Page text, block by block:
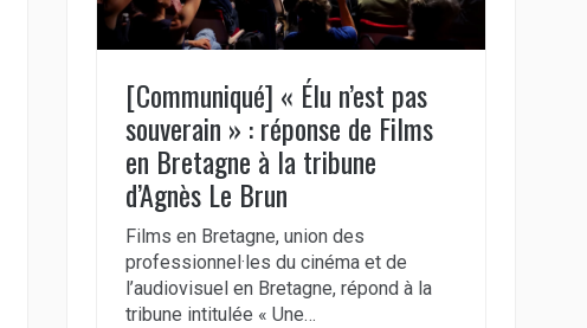
[Communiqué] « Élu n’est pas
souverain » : réponse de Films
en Bretagne à la tribune
d’Agnès Le Brun
Films en Bretagne, union des
professionnel·les du cinéma et de
l’audiovisuel en Bretagne, répond à la
tribune intitulée « Une…